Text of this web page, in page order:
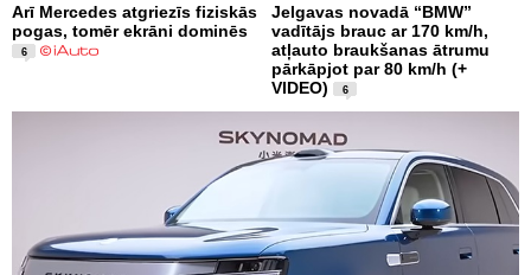
Arī Mercedes atgriezīs fiziskās
pogas, tomēr ekrāni dominēs
6
Jelgavas novadā “BMW”
vadītājs brauc ar 170 km/h,
atļauto braukšanas ātrumu
pārkāpjot par 80 km/h (+
VIDEO)
6